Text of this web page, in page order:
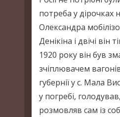
потреба у дірочках
Олександра
Денікіна і двічі він
1920 року він був
зчіплювачем
губернії у с. Мала
у погребі,
розмовляв сам із